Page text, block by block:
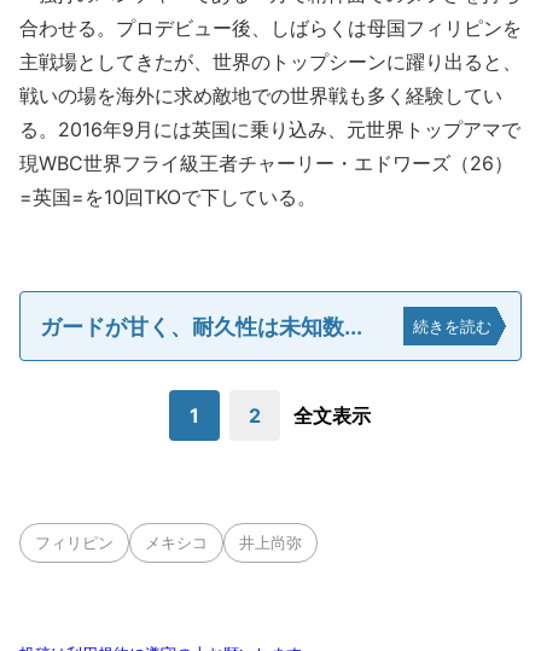
合わせる。プロデビュー後、しばらくは母国フィリピンを
主戦場としてきたが、世界のトップシーンに躍り出ると、
戦いの場を海外に求め敵地での世界戦も多く経験してい
る。2016年9月には英国に乗り込み、元世界トップアマで
現WBC世界フライ級王者チャーリー・エドワーズ（26）
=英国=を10回TKOで下している。
ガードが甘く、耐久性は未知数... 続きを読む
1 2 全文表示
フィリピン メキシコ 井上尚弥